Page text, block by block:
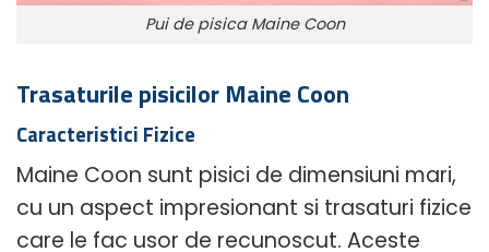
Pui de pisica Maine Coon
Trasaturile pisicilor Maine Coon
Caracteristici Fizice
Maine Coon sunt pisici de dimensiuni mari,
cu un aspect impresionant si trasaturi fizice
care le fac usor de recunoscut. Aceste